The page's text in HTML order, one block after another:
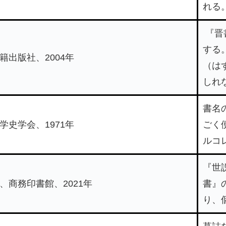
れる
出版社、2004年
『
する
（
しれ
史学会、1971年
書名
ごく
ルコ
商務印書館、2021年
『
書』
り、